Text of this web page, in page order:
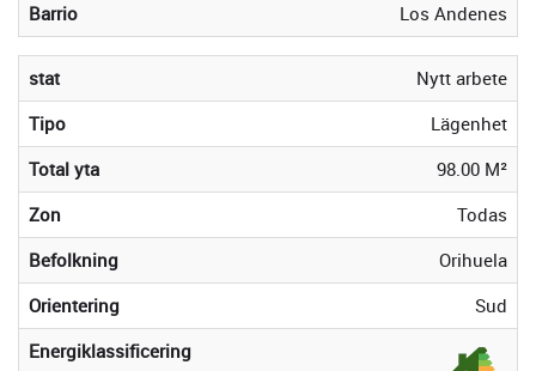
Barrio
Los Andenes
stat
Nytt arbete
Tipo
Lägenhet
Total yta
98.00 M²
Zon
Todas
Befolkning
Orihuela
Orientering
Sud
Energiklassificering